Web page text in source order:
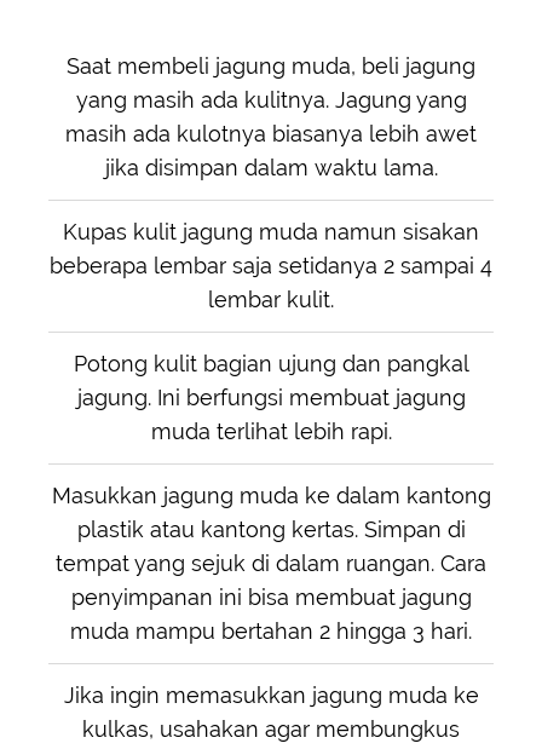
Saat membeli jagung muda, beli jagung
yang masih ada kulitnya. Jagung yang
masih ada kulotnya biasanya lebih awet
jika disimpan dalam waktu lama.
Kupas kulit jagung muda namun sisakan
beberapa lembar saja setidanya 2 sampai 4
lembar kulit.
Potong kulit bagian ujung dan pangkal
jagung. Ini berfungsi membuat jagung
muda terlihat lebih rapi.
Masukkan jagung muda ke dalam kantong
plastik atau kantong kertas. Simpan di
tempat yang sejuk di dalam ruangan. Cara
penyimpanan ini bisa membuat jagung
muda mampu bertahan 2 hingga 3 hari.
Jika ingin memasukkan jagung muda ke
kulkas, usahakan agar membungkus